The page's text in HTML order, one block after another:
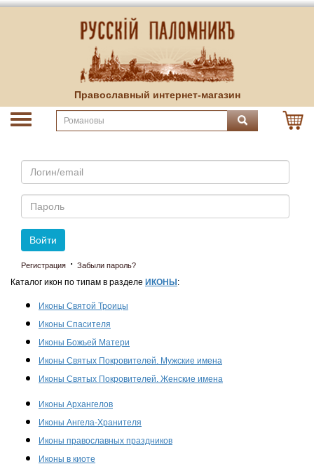
Православный интернет-магазин
Email
Пароль
Войти
Регистрация · Забыли пароль?
Каталог икон по типам в разделе ИКОНЫ :
Иконы Святой Троицы
Иконы Спасителя
Иконы Божьей Матери
Иконы Святых Покровителей. Мужские имена
Иконы Святых Покровителей. Женские имена
Иконы Архангелов
Иконы Ангела-Хранителя
Иконы православных праздников
Иконы в киоте